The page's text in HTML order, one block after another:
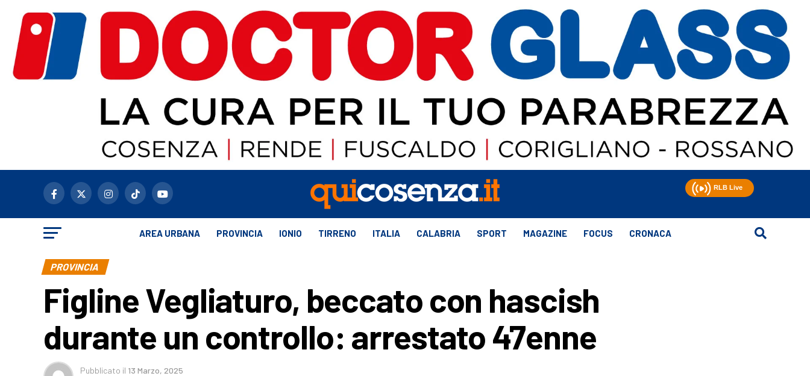
AREA URBANA PROVINCIA IONIO TIRRENO ITALIA CALABRIA SPORT MAGAZINE FOCUS CRONACA
PROVINCIA
Figline Vegliaturo, beccato con hascish
durante un controllo: arrestato 47enne
Pubblicato il 13 Marzo, 2025